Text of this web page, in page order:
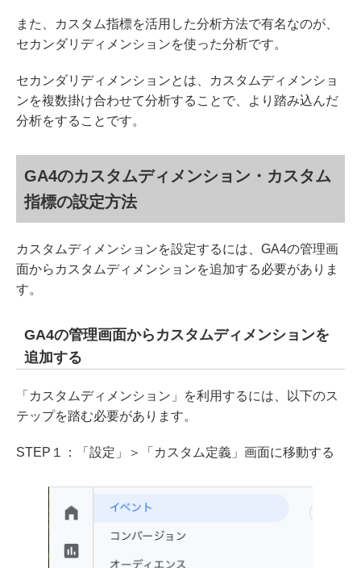
また、カスタム指標を活用した分析方法で有名なのが、
セカンダリディメンションを使った分析です。
セカンダリディメンションとは、カスタムディメンショ
ンを複数掛け合わせて分析することで、より踏み込んだ
分析をすることです。
GA4のカスタムディメンション・カスタム
指標の設定方法
カスタムディメンションを設定するには、GA4の管理画
面からカスタムディメンションを追加する必要がありま
す。
GA4の管理画面からカスタムディメンションを
追加する
「カスタムディメンション」を利用するには、以下のス
テップを踏む必要があります。
STEP１：「設定」＞「カスタム定義」画面に移動する